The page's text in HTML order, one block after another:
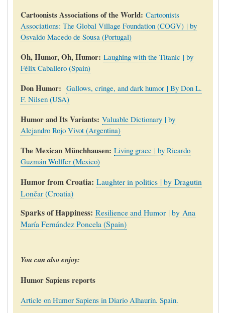
Cartoonists Associations of the World: Cartoonists
Associations: The Global Village Foundation (COGV) | by
Osvaldo Macedo de Sousa (Portugal)
Oh, Humor, Oh, Humor: Laughing with the Titanic | by
Félix Caballero (Spain)
Don Humor: Gallows, cringe, and dark humor | By Don L.
F. Nilsen (USA)
Humor and Its Variants: Valuable Dictionary | by
Alejandro Rojo Vivot (Argentina)
The Mexican Münchhausen: Living grace | by Ricardo
Guzmán Wolffer (Mexico)
Humor from Croatia: Laughter in politics | by Dragutin
Lončar (Croatia)
Sparks of Happiness: Resilience and Humor | by Ana
María Fernández Poncela (Spain)
You can also enjoy:
Humor Sapiens reports
Article on Humor Sapiens in Diario Alhaurín. Spain.